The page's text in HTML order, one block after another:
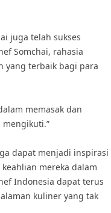
juga telah sukses
Somchai, rahasia
yang terbaik bagi para
memasak dan
dapat menjadi inspirasi
mereka dalam
Indonesia dapat terus
kuliner yang tak